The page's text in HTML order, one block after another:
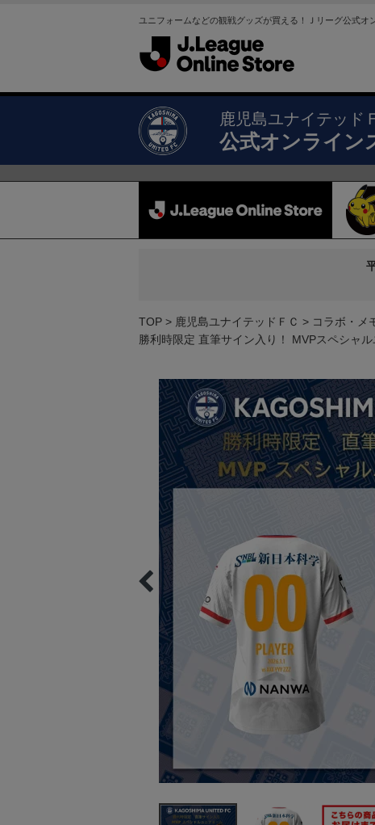
ユニフォームなどの観戦グッズが買える！Ｊリーグ公式オ
鹿児島ユナイテッド
公式オンライン
TOP 鹿児島ユナイテッドＦＣ コラボ・メ
勝利時限定 直筆サイン入り！ MVPスペシャ